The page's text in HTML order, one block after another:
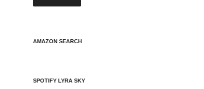
レ
mail
AMAZON SEARCH
SPOTIFY LYRA SKY